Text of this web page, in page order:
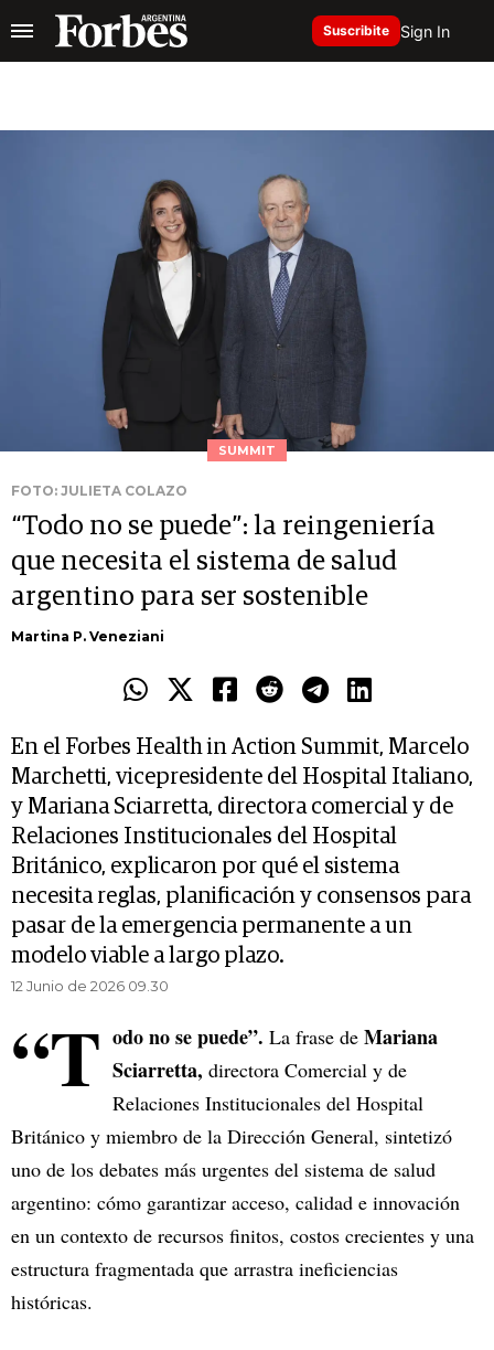
Suscribite Sign In
SUMMIT
FOTO: JULIETA COLAZO
“Todo no se puede”: la reingeniería
que necesita el sistema de salud
argentino para ser sostenible
Martina P. Veneziani
En el Forbes Health in Action Summit, Marcelo
Marchetti, vicepresidente del Hospital Italiano,
y Mariana Sciarretta, directora comercial y de
Relaciones Institucionales del Hospital
Británico, explicaron por qué el sistema
necesita reglas, planificación y consensos para
pasar de la emergencia permanente a un
modelo viable a largo plazo.
12 Junio de 2026 09.30
“T odo no se puede”. La frase de Mariana
Sciarretta, directora Comercial y de
Relaciones Institucionales del Hospital
Británico y miembro de la Dirección General, sintetizó
uno de los debates más urgentes del sistema de salud
argentino: cómo garantizar acceso, calidad e innovación
en un contexto de recursos finitos, costos crecientes y una
estructura fragmentada que arrastra ineficiencias
históricas.